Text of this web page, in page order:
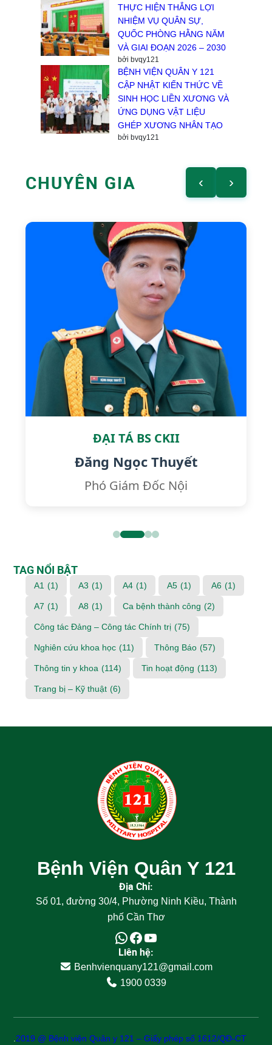
THỰC HIỆN THẮNG LỢI
NHIỆM VỤ QUÂN SỰ,
QUỐC PHÒNG HẰNG NĂM
VÀ GIAI ĐOẠN 2026 – 2030
bởi bvqy121
BỆNH VIỆN QUÂN Y 121
CẬP NHẬT KIẾN THỨC VỀ
SINH HỌC LIỀN XƯƠNG VÀ
ỨNG DỤNG VẬT LIỆU
GHÉP XƯƠNG NHÂN TẠO
bởi bvqy121
CHUYÊN GIA ‹ ›
ĐẠI TÁ BS CKII
Đăng Ngọc Thuyết
Phó Giám Đốc Nội
TAG NỔI BẬT
A1 (1) A3 (1) A4 (1) A5 (1) A6 (1)
A7 (1) A8 (1) Ca bệnh thành công (2)
Công tác Đảng – Công tác Chính trị (75)
Nghiên cứu khoa học (11) Thông Báo (57)
Thông tin y khoa (114) Tin hoạt động (113)
Trang bị – Kỹ thuật (6)
Bệnh Viện Quân Y 121
Địa Chỉ:
Số 01, đường 30/4, Phường Ninh Kiều, Thành
phố Cần Thơ
Liên hệ:
Benhvienquany121@gmail.com
1900 0339
2019 @ Bệnh viện Quân y 121 – Giấy phép số 1612/QĐ-CT